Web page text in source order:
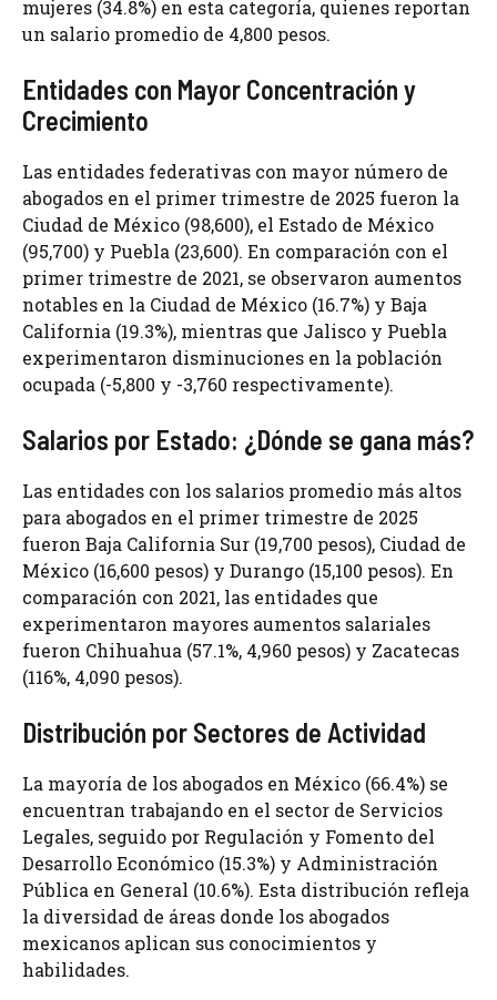
mujeres (34.8%) en esta categoría, quienes reportan
un salario promedio de 4,800 pesos.
Entidades con Mayor Concentración y
Crecimiento
Las entidades federativas con mayor número de
abogados en el primer trimestre de 2025 fueron la
Ciudad de México (98,600), el Estado de México
(95,700) y Puebla (23,600). En comparación con el
primer trimestre de 2021, se observaron aumentos
notables en la Ciudad de México (16.7%) y Baja
California (19.3%), mientras que Jalisco y Puebla
experimentaron disminuciones en la población
ocupada (-5,800 y -3,760 respectivamente).
Salarios por Estado: ¿Dónde se gana más?
Las entidades con los salarios promedio más altos
para abogados en el primer trimestre de 2025
fueron Baja California Sur (19,700 pesos), Ciudad de
México (16,600 pesos) y Durango (15,100 pesos). En
comparación con 2021, las entidades que
experimentaron mayores aumentos salariales
fueron Chihuahua (57.1%, 4,960 pesos) y Zacatecas
(116%, 4,090 pesos).
Distribución por Sectores de Actividad
La mayoría de los abogados en México (66.4%) se
encuentran trabajando en el sector de Servicios
Legales, seguido por Regulación y Fomento del
Desarrollo Económico (15.3%) y Administración
Pública en General (10.6%). Esta distribución refleja
la diversidad de áreas donde los abogados
mexicanos aplican sus conocimientos y
habilidades.